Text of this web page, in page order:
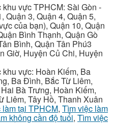
vực TPHCM: Sài Gòn -
Quận 3, Quận 4, Quận 5,
của bạn), Quận 10, Quận
Bình Thạnh, Quận Gò
Bình, Quận Tân Phú3
Giờ, Huyện Củ Chi, Huyện
vực: Hoàn Kiếm, Ba
Ba Đình, Bắc Từ Liêm,
Bà Trưng, Hoàn Kiếm,
Liêm, Tây Hồ, Thanh Xuân
tại TPHCM, Tìm việc làm
không cần độ tuổi, Tìm việc